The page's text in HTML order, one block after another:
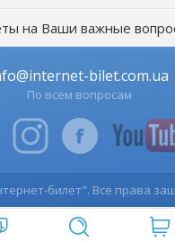
на Ваши важные
bilet.com.ua
По всем вопросам
билет". Все права